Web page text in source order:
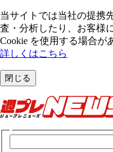
当サイトでは当社の提携
査・分析したり、お客様
Cookie を使⽤する場合が
詳しくはこちら
閉じる